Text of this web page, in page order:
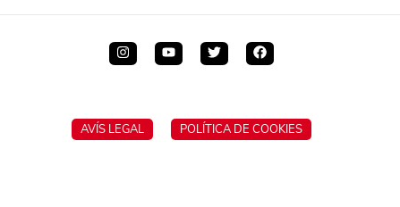
AVÍS LEGAL POLÍTICA DE COOKIES